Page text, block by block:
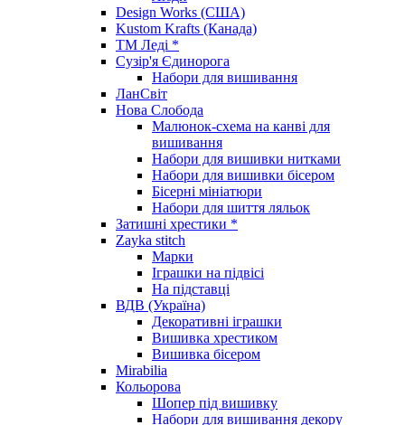
Design Works (США)
Kustom Krafts (Канада)
ТМ Леді *
Сузір'я Єдинорога
Набори для вишивання
ЛанСвіт
Нова Слобода
Малюнок-схема на канві для
вишивання
Набори для вишивки нитками
Набори для вишивки бісером
Бісерні мініатюри
Набори для шиття ляльок
Затишні хрестики *
Zayka stitch
Марки
Іграшки на підвісі
На підставці
ВДВ (Україна)
Декоративні іграшки
Вишивка хрестиком
Вишивка бісером
Mirabilia
Кольорова
Шопер під вишивку
Набори для вишивання декору